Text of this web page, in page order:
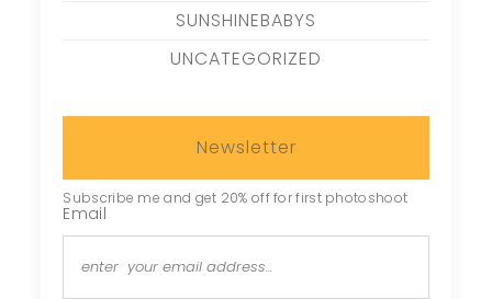
SUNSHINEBABYS
UNCATEGORIZED
Newsletter
Subscribe me and get 20% off for first photoshoot
Email